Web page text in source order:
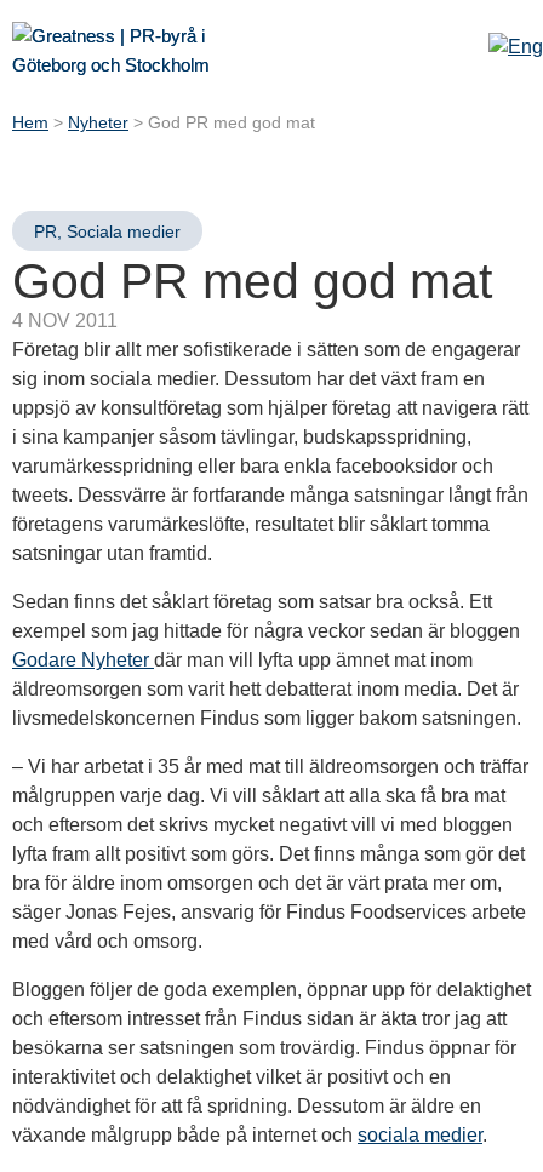
Hem > Nyheter > God PR med god mat
PR Sociala medier
God PR med god mat
4 NOV 2011
Företag blir allt mer sofistikerade i sätten som de engagerar
sig inom sociala medier. Dessutom har det växt fram en
uppsjö av konsultföretag som hjälper företag att navigera rätt
i sina kampanjer såsom tävlingar, budskapsspridning,
varumärkesspridning eller bara enkla facebooksidor och
tweets. Dessvärre är fortfarande många satsningar långt från
företagens varumärkeslöfte, resultatet blir såklart tomma
satsningar utan framtid.
Sedan finns det såklart företag som satsar bra också. Ett
exempel som jag hittade för några veckor sedan är bloggen
Godare Nyheter där man vill lyfta upp ämnet mat inom
äldreomsorgen som varit hett debatterat inom media. Det är
livsmedelskoncernen Findus som ligger bakom satsningen.
– Vi har arbetat i 35 år med mat till äldreomsorgen och träffar
målgruppen varje dag. Vi vill såklart att alla ska få bra mat
och eftersom det skrivs mycket negativt vill vi med bloggen
lyfta fram allt positivt som görs. Det finns många som gör det
bra för äldre inom omsorgen och det är värt prata mer om,
säger Jonas Fejes, ansvarig för Findus Foodservices arbete
med vård och omsorg.
Bloggen följer de goda exemplen, öppnar upp för delaktighet
och eftersom intresset från Findus sidan är äkta tror jag att
besökarna ser satsningen som trovärdig. Findus öppnar för
interaktivitet och delaktighet vilket är positivt och en
nödvändighet för att få spridning. Dessutom är äldre en
växande målgrupp både på internet och sociala medier.